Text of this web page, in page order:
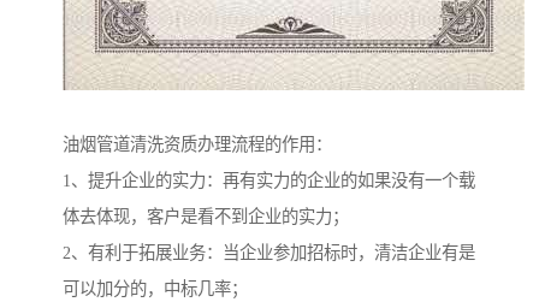
油烟管道清洗资质办理流程的作用：
1、提升企业的实力：再有实力的企业的如果没有一个载
体去体现，客户是看不到企业的实力；
2、有利于拓展业务：当企业参加招标时，清洁企业有是
可以加分的，中标几率；